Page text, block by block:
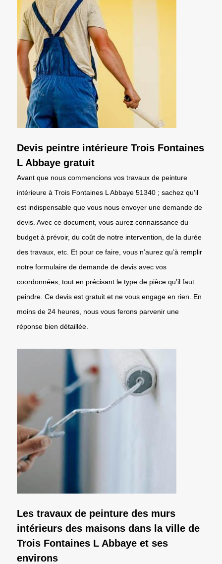
Devis peintre intérieure Trois Fontaines
L Abbaye gratuit
Avant que nous commencions vos travaux de peinture
intérieure à Trois Fontaines L Abbaye 51340 ; sachez qu’il
est indispensable que vous nous envoyer une demande de
devis. Avec ce document, vous aurez connaissance du
budget à prévoir, du coût de notre intervention, de la durée
des travaux, etc. Et pour ce faire, vous n’aurez qu’à remplir
notre formulaire de demande de devis avec vos
coordonnées, tout en précisant le type de pièce qu’il faut
peindre. Ce devis est gratuit et ne vous engage en rien. En
moins de 24 heures, nous vous ferons parvenir une
réponse bien détaillée.
Les travaux de peinture des murs
intérieurs des maisons dans la ville de
Trois Fontaines L Abbaye et ses
environs